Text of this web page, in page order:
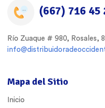
Mapa del Sitio
Inicio
(667) 716 45
Río Zuaque # 980, Rosales,